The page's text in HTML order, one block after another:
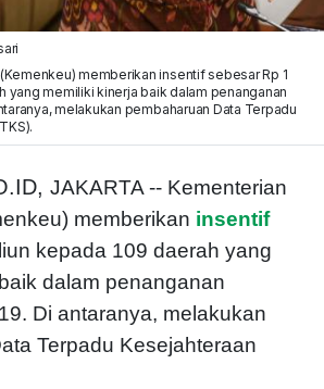
memberikan insentif sebesar Rp 1
yang memiliki kinerja baik dalam penanganan
melakukan pembaharuan Data Terpadu
JAKARTA -- Kementerian
memberikan insentif
kepada 109 daerah yang
dalam penanganan
Di antaranya, melakukan
Terpadu Kesejahteraan